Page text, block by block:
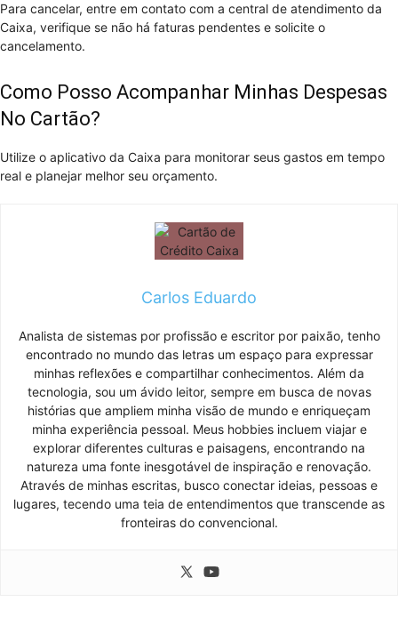
Para cancelar, entre em contato com a central de atendimento da
Caixa, verifique se não há faturas pendentes e solicite o
cancelamento.
Como Posso Acompanhar Minhas Despesas
No Cartão?
Utilize o aplicativo da Caixa para monitorar seus gastos em tempo
real e planejar melhor seu orçamento.
Carlos Eduardo
Analista de sistemas por profissão e escritor por paixão, tenho
encontrado no mundo das letras um espaço para expressar
minhas reflexões e compartilhar conhecimentos. Além da
tecnologia, sou um ávido leitor, sempre em busca de novas
histórias que ampliem minha visão de mundo e enriqueçam
minha experiência pessoal. Meus hobbies incluem viajar e
explorar diferentes culturas e paisagens, encontrando na
natureza uma fonte inesgotável de inspiração e renovação.
Através de minhas escritas, busco conectar ideias, pessoas e
lugares, tecendo uma teia de entendimentos que transcende as
fronteiras do convencional.